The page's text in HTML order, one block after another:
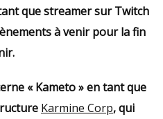
que streamer sur Twitch
à venir pour la fin
« Kameto » en tant que
Karmine Corp, qui